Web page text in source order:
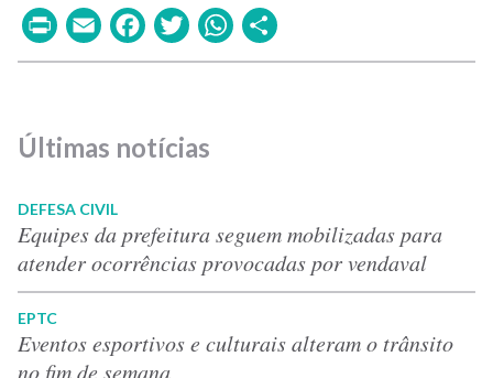
PrintEmailFacebook
TwitterWhatsApp
Últimas notícias
DEFESA CIVIL
Equipes da prefeitura seguem mobilizadas para
atender ocorrências provocadas por vendaval
EPTC
Eventos esportivos e culturais alteram o trânsito
no fim de semana